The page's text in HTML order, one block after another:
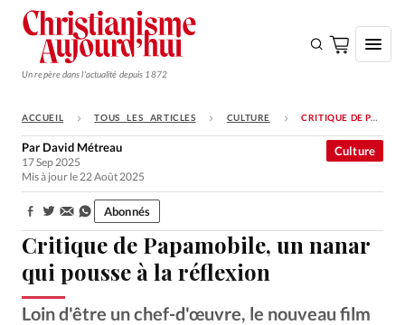
Un repère dans l'actualité depuis 1872
S'ABONNER
Monde
Opinions
Tous les articles
Faire un don
ACCUEIL TOUS LES ARTICLES CULTURE CRITIQUE DE PAPAMOBILE, UN NANAR QUI POUSSE À LA RÉFLEXION
Critique de Papamobile, un nanar
qui pousse à la réflexion
Loin d'être un chef-d'œuvre, le nouveau film
Culture
Par David Métreau
17 Sep 2025
Mis à jour le 22 Août 2025
Partager: Abonnés